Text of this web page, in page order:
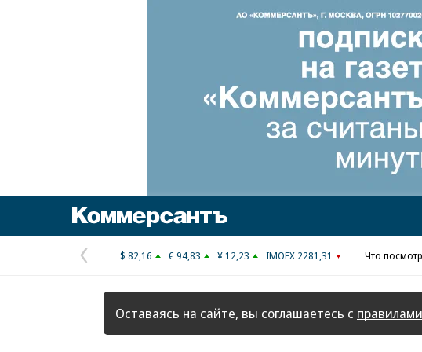
Предыдущая
страница
$ 82,16 € 94,83 ¥ 12,23 IMOEX 2281,31 Что
Оставаясь на сайте, вы соглашаетесь с